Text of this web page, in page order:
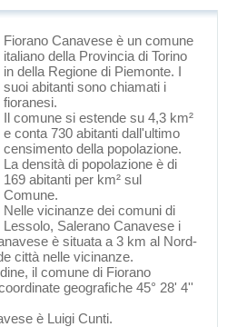
Fiorano Canavese è un comune
italiano della Provincia di Torino
in della Regione di Piemonte. I
suoi abitanti sono chiamati i
fioranesi.
Il comune si estende su 4,3 km²
e conta 730 abitanti dall'ultimo
censimento della popolazione.
La densità di popolazione è di
169 abitanti per km² sul
Comune.
Nelle vicinanze dei comuni di
Lessolo, Salerano Canavese i
è situata a 3 km al Nord-
città nelle vicinanze.
il comune di Fiorano
geografiche 45° 28' 4''
è Luigi Cunti.